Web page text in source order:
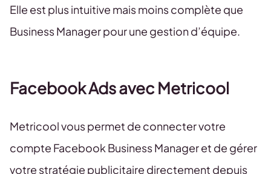
Elle est plus intuitive mais moins complète que
Business Manager pour une gestion d’équipe.
Facebook Ads avec Metricool
Metricool vous permet de connecter votre
compte Facebook Business Manager et de gérer
votre stratégie publicitaire directement depuis